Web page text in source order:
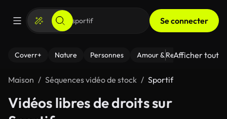
Se connecter
Coverr+ Nature Personnes Amour & Relations Le
Afficher tout
Maison Séquences vidéo de stock Sportif
Vidéos libres de droits sur